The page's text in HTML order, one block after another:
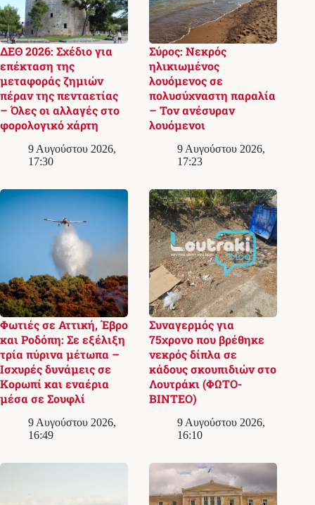
ΔΕΘ 2026: Σχέδιο για
επέκταση της
μεταφοράς ζημιών
πέραν της πενταετίας
– Όλες οι αλλαγές στο
φορολογικό χάρτη
9 Αυγούστου 2026,
17:30
Σύρος: Νεκρός
ηλικιωμένος
λουόμενος σε
πολυσύχναστη παραλία
– Τον ανέσυραν
λουόμενοι
9 Αυγούστου 2026,
17:23
Φωτιές σε Αττική, Έβρο
και Ροδόπη: Σε εξέλιξη
τρία πύρινα μέτωπα –
Ισχυρές δυνάμεις σε
Κορωπί και εναέρια
μέσα σε Σουφλί
9 Αυγούστου 2026,
16:49
Συναγερμός για
75χρονο που βρέθηκε
νεκρός δίπλα σε
κάδους σκουπιδιών στο
Λουτράκι (ΦΩΤΟ-
ΒΙΝΤΕΟ)
9 Αυγούστου 2026,
16:10